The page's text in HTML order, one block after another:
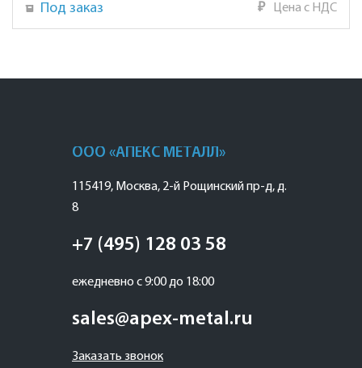
Под заказ ₽ Цена с НДС
ООО «АПЕКС МЕТАЛЛ»
115419, Москва, 2-й Рощинский пр-д, д.
8
+7 (495) 128 03 58
ежедневно с 9:00 до 18:00
sales@apex-metal.ru
Заказать звонок